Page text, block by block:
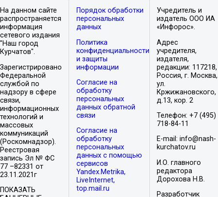
На данном сайте
распространяется
информация
сетевого издания
"Наш город
Курчатов".
Зарегистрировано
Федеральной
службой по
надзору в сфере
связи,
информационных
технологий и
массовых
коммуникаций
(Роскомнадзор).
Реестровая
запись Эл № ФС
77 –82331 от
23.11.2021г
ПОКАЗАТЬ
Порядок обработки
персональных
данных
Политика
конфиденциальности
и защиты
информации
Согласие на
обработку
персональных
данных обратной
связи
Согласие на
обработку
персональных
данных с помощью
сервисов
Yandex.Metrika,
LiveInternet,
top.mail.ru
Учредитель и
издатель ООО ИА
«Инфорос».
Адрес
учредителя,
издателя,
редакции: 117218,
Россия, г. Москва,
ул.
Кржижановского,
д.13, кор. 2
Телефон: +7 (495)
718-84-11
E-mail: info@nash-
kurchatov.ru
И.О. главного
редактора
Дорохова Н.В.
Разработчик